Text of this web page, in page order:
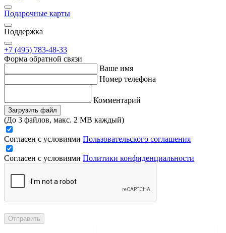
Подарочные карты
Поддержка
+7 (495) 783-48-33
Форма обратной связи
Ваше имя
Номер телефона
Комментарий
Загрузить файл
(До 3 файлов, макс. 2 MB каждый)
Согласен с условиями Пользовательского соглашения
Согласен с условиями Политики конфиденциальности
Отправить